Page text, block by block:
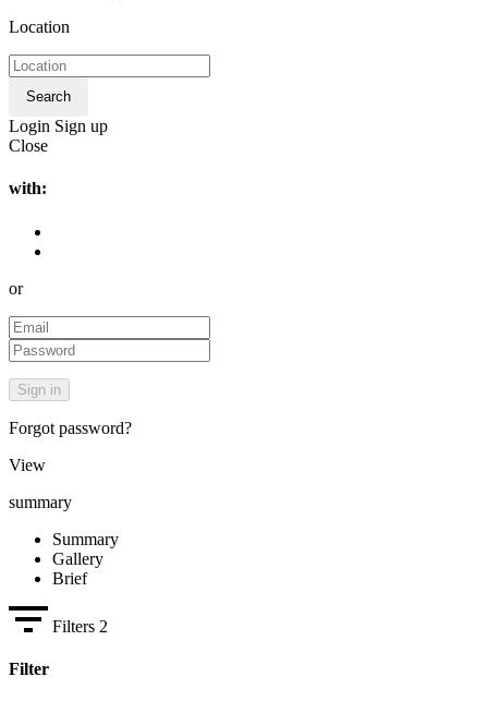
Location
Search
Login Sign up
Close
with:
or
Forgot password?
View
summary
Summary
Gallery
Brief
Filters 2
Filter